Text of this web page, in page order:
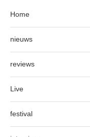
Home
nieuws
reviews
Live
festival